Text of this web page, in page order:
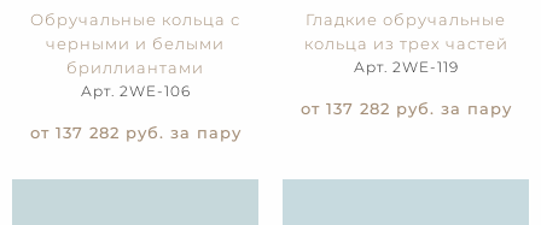
Обручальные кольца с
черными и белыми
бриллиантами
Арт. 2WE-106
от 137 282 руб. за пару
Гладкие обручальные
кольца из трех частей
Арт. 2WE-119
от 137 282 руб. за пару